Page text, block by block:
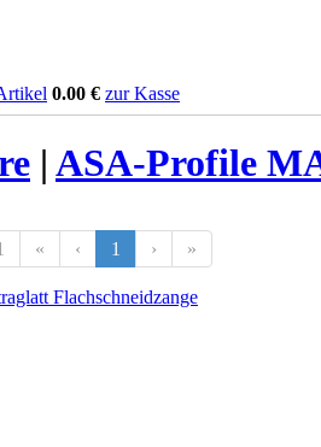
0.00 € zur Kasse
| ASA-Profile
« ‹ 1 › »